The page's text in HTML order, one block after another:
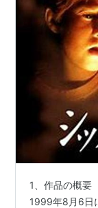
1、作品の概要
1999年8月6日